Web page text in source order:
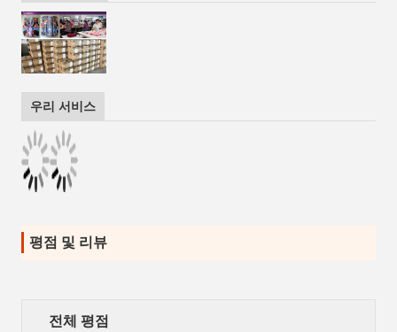
우리 서비스
평점 및 리뷰
전체 평점